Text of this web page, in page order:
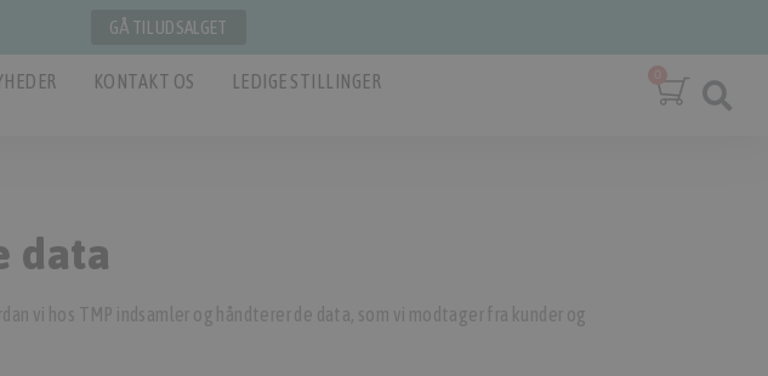
GÅ TIL UDSALGET
KONTAKT OS
LEDIGE STILLINGER
data
vi hos TMP indsamler og håndterer de data, som vi modtager fra kunder og